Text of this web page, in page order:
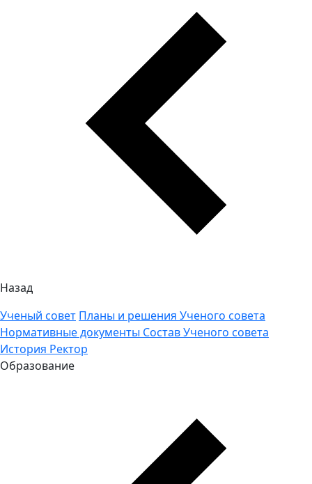
Назад
Ученый совет Планы и решения Ученого совета
Нормативные документы Состав Ученого совета
История Ректор
Образование